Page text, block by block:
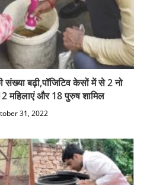
बढ़ी,पॉजिटिव केसों में से 2 नो
महिलाएं और 18 पुरुष शामिल
31, 2022